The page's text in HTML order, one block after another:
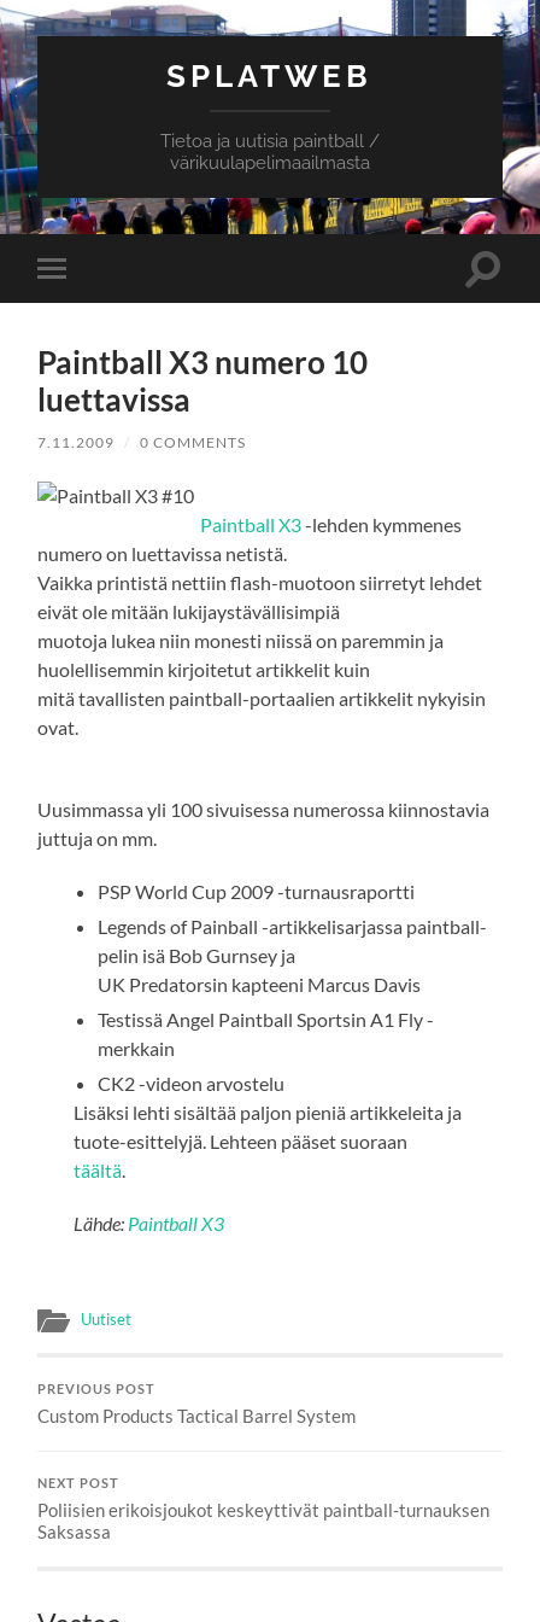
SPLATWEB
Tietoa ja uutisia paintball /
värikuulapelimaailmasta
Toggle
mobile
Toggle
Paintball X3 numero 10
luettavissa
7.11.2009 / 0 COMMENTS
Paintball X3-lehden kymmenes
numero on luettavissa netistä.
Vaikka printistä nettiin flash-muotoon siirretyt lehdet
eivät ole mitään lukijaystävällisimpiä
muotoja lukea niin monesti niissä on paremmin ja
huolellisemmin kirjoitetut artikkelit kuin
mitä tavallisten paintball-portaalien artikkelit nykyisin
ovat.
Uusimmassa yli 100 sivuisessa numerossa kiinnostavia
juttuja on mm.
PSP World Cup 2009 -turnausraportti
Legends of Painball -artikkelisarjassa paintball-
pelin isä Bob Gurnsey ja
UK Predatorsin kapteeni Marcus Davis
Testissä Angel Paintball Sportsin A1 Fly -
merkkain
CK2 -videon arvostelu
Lisäksi lehti sisältää paljon pieniä artikkeleita ja
tuote-esittelyjä. Lehteen pääset suoraan
täältä
Lähde: Paintball X3
Uutiset
PREVIOUS POST
Custom Products Tactical Barrel System
NEXT POST
Poliisien erikoisjoukot keskeyttivät paintball-turnauksen
Saksassa